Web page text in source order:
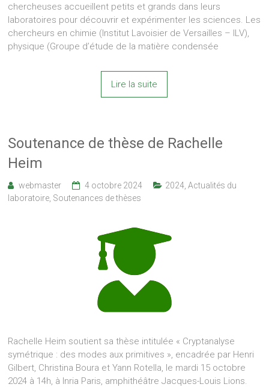
chercheuses accueillent petits et grands dans leurs
laboratoires pour découvrir et expérimenter les sciences. Les
chercheurs en chimie (Institut Lavoisier de Versailles – ILV),
physique (Groupe d’étude de la matière condensée
Lire la suite
Soutenance de thèse de Rachelle
Heim
webmaster 4 octobre 2024 2024 ,Actualités du
laboratoire Soutenances de thèses
Rachelle Heim soutient sa thèse intitulée « Cryptanalyse
symétrique : des modes aux primitives », encadrée par Henri
Gilbert, Christina Boura et Yann Rotella, le mardi 15 octobre
2024 à 14h, à Inria Paris, amphithéâtre Jacques-Louis Lions.